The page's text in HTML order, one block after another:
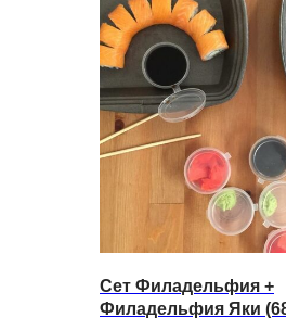
Сет Филадельфия +
Филадельфия Яки